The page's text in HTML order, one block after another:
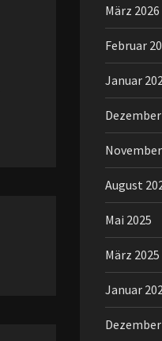
März 2026
Februar
Januar
August
Mai 2025
März 2025
Januar